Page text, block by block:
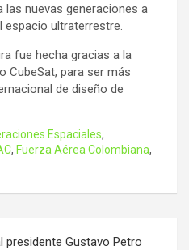
las nuevas generaciones a
ultraterrestre.
fue hecha gracias a la
CubeSat, para ser más
de diseño de
Espaciales,
, Fuerza Aérea Colombiana,
presidente Gustavo Petro